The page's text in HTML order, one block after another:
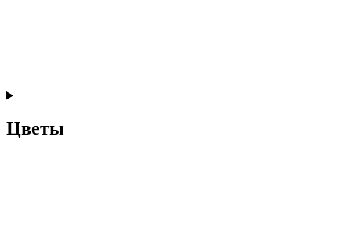
Цветы